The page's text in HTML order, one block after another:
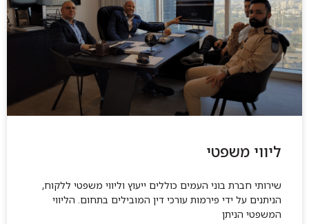
ליווי משפטי
שירותי חברת בוני העמים כוללים ייעוץ וליווי משפטי ללקוח,
הניתנים על ידי פירמות עורכי דין המובילים בתחום. הליווי
המשפטי הניתן